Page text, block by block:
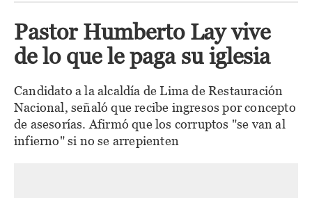
Pastor Humberto Lay vive
de lo que le paga su iglesia
Candidato a la alcaldía de Lima de Restauración
Nacional, señaló que recibe ingresos por concepto
de asesorías. Afirmó que los corruptos "se van al
infierno" si no se arrepienten